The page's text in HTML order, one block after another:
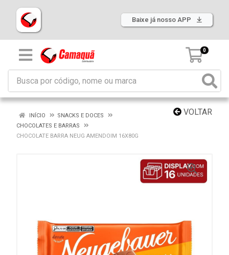
Baixe já nosso APP
0
VOLTAR
INÍCIO
SNACKS E DOCES
CHOCOLATES E BARRAS
CHOCOLATE BARRA NEUG AMENDOIM 16X80G